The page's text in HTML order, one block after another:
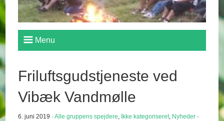
Menu
Friluftsgudstjeneste ved
Vibæk Vandmølle
6. juni 2019 ·Alle gruppens spejdere, Ikke kategoriseret, Nyheder ·